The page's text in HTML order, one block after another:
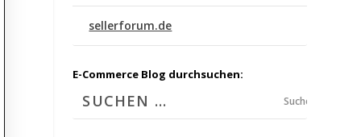
sellerforum.de
E-Commerce Blog durchsuchen:
Suchen